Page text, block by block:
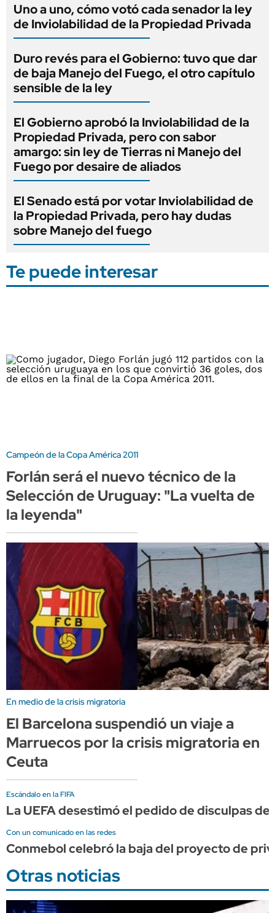
Uno a uno, cómo votó cada senador la ley
de Inviolabilidad de la Propiedad Privada
Duro revés para el Gobierno: tuvo que dar
de baja Manejo del Fuego, el otro capítulo
sensible de la ley
El Gobierno aprobó la Inviolabilidad de la
Propiedad Privada, pero con sabor
amargo: sin ley de Tierras ni Manejo del
Fuego por desaire de aliados
El Senado está por votar Inviolabilidad de
la Propiedad Privada, pero hay dudas
sobre Manejo del fuego
Te puede interesar
Campeón de la Copa América 2011
Forlán será el nuevo técnico de la
Selección de Uruguay: "La vuelta de
la leyenda"
En medio de la crisis migratoria
El Barcelona suspendió un viaje a
Marruecos por la crisis migratoria en
Ceuta
Escándalo en la FIFA
La UEFA desestimó el pedido de disculpas
Con un comunicado en las redes
Conmebol celebró la baja del proyecto de
Otras noticias